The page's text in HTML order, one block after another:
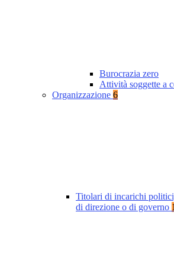
Burocrazia zero
Attività soggette a
Organizzazione 6
Titolari di incarichi
di direzione o di governo 1